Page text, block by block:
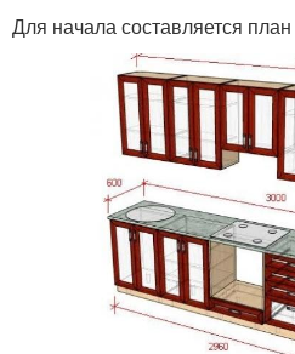
Для начала составляется план